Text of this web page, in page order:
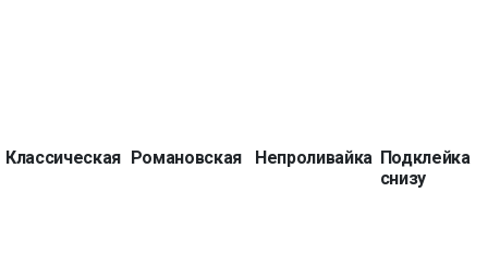
Классическая Романовская Непроливайка Подклейка
снизу